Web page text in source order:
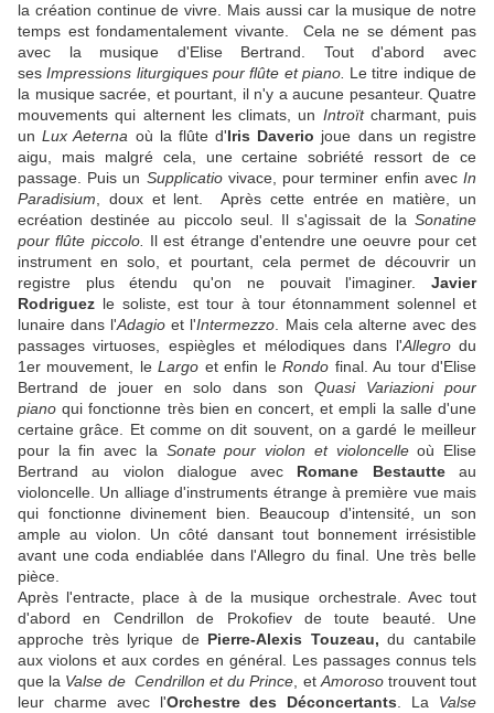
la création continue de vivre. Mais aussi car la musique de notre
temps est fondamentalement vivante. Cela ne se dément pas
avec la musique d'Elise Bertrand. Tout d'abord avec
sesImpressions liturgiques pour flûte et piano. Le titre indique de
la musique sacrée, et pourtant, il n'y a aucune pesanteur. Quatre
mouvements qui alternent les climats, un Introïtcharmant, puis
unLux Aeterna où la flûte d'Iris Daverio joue dans un registre
aigu, mais malgré cela, une certaine sobriété ressort de ce
passage. Puis un Supplicatiovivace, pour terminer enfin avecIn
Paradisium , doux et lent. Après cette entrée en matière, un
ecréation destinée au piccolo seul. Il s'agissait de la Sonatine
pour flûte piccolo. Il est étrange d'entendre une oeuvre pour cet
instrument en solo, et pourtant, cela permet de découvrir un
registre plus étendu qu'on ne pouvait l'imaginer. Javier
Rodriguez le soliste, est tour à tour étonnamment solennel et
lunaire dans l'Adagio et l'Intermezzo . Mais cela alterne avec des
passages virtuoses, espiègles et mélodiques dans l'Allegrodu
1er mouvement, leLargo et enfin leRondo final. Au tour d'Elise
Bertrand de jouer en solo dans son Quasi Variazioni pour
pianoqui fonctionne très bien en concert, et empli la salle d'une
certaine grâce. Et comme on dit souvent, on a gardé le meilleur
pour la fin avec la Sonate pour violon et violoncelleoù Elise
Bertrand au violon dialogue avec Romane Bestautteau
violoncelle. Un alliage d'instruments étrange à première vue mais
qui fonctionne divinement bien. Beaucoup d'intensité, un son
ample au violon. Un côté dansant tout bonnement irrésistible
avant une coda endiablée dans l'Allegro du final. Une très belle
pièce.
Après l'entracte, place à de la musique orchestrale. Avec tout
d'abord en Cendrillon de Prokofiev de toute beauté. Une
approche très lyrique de Pierre-Alexis Touzeau,du cantabile
aux violons et aux cordes en général. Les passages connus tels
que la Valse de Cendrillon et du Prince , et Amorosotrouvent tout
leur charme avec l'Orchestre des Déconcertants . La Valse